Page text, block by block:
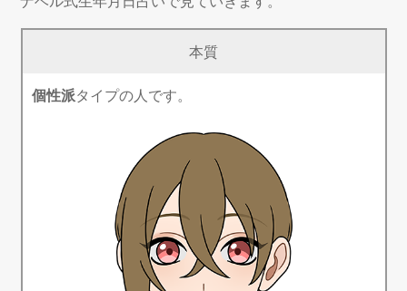
本質
個性派タイプの人です。